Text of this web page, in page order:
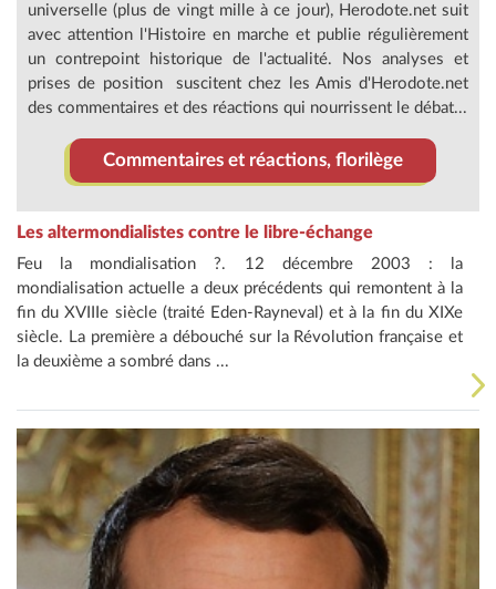
universelle (plus de vingt mille à ce jour), Herodote.net suit
avec attention l'Histoire en marche et publie régulièrement
un contrepoint historique de l'actualité. Nos analyses et
prises de position suscitent chez les Amis d'Herodote.net
des commentaires et des réactions qui nourrissent le débat...
Commentaires et réactions, florilège
Les altermondialistes contre le libre-échange
Feu la mondialisation ?. 12 décembre 2003 : la
mondialisation actuelle a deux précédents qui remontent à la
fin du XVIIIe siècle (traité Eden-Rayneval) et à la fin du XIXe
siècle. La première a débouché sur la Révolution française et
la deuxième a sombré dans ...